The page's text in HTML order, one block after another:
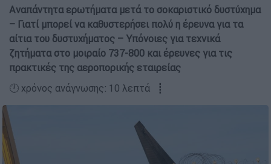
Αναπάντητα ερωτήματα μετά το σοκαριστικό δυστύχημα
– Γιατί μπορεί να καθυστερήσει πολύ η έρευνα για τα
αίτια του δυστυχήματος – Υπόνοιες για τεχνικά
ζητήματα στο μοιραίο 737-800 και έρευνες για τις
πρακτικές της αεροπορικής εταιρείας
🕛 χρόνος ανάγνωσης: 10 λεπτά ┋